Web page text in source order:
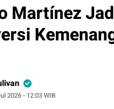
Martínez
2026 - 12:03 WIB